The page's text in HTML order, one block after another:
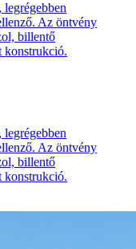
legrégebben
Az öntvény
billentő
konstrukció.
legrégebben
Az öntvény
billentő
konstrukció.